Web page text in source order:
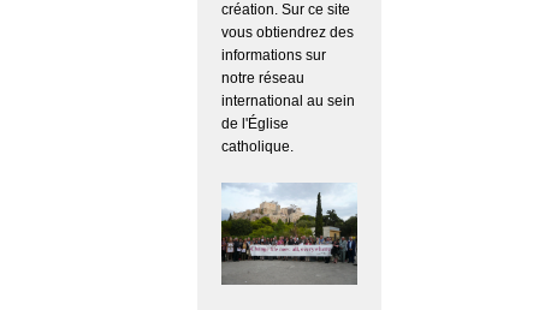
création. Sur ce site
vous obtiendrez des
informations sur
notre réseau
international au sein
de l'Église
catholique.